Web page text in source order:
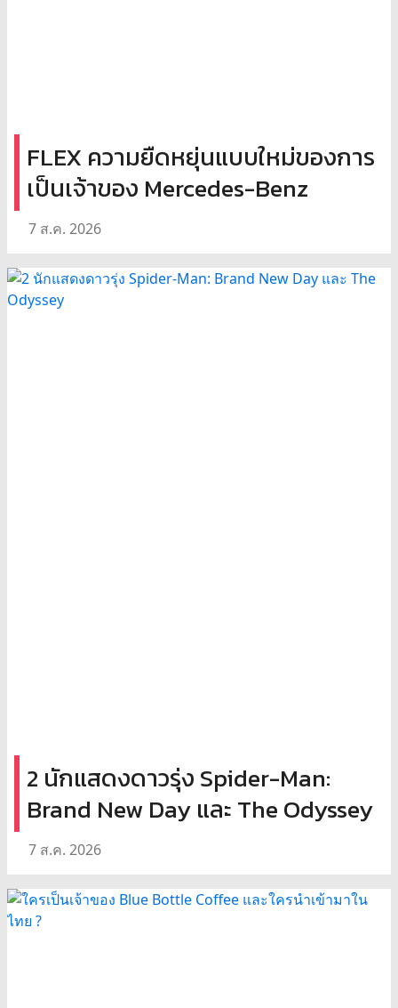
FLEX ความยืดหยุ่นแบบใหม่ของการ
เป็นเจ้าของ Mercedes-Benz
7 ส.ค. 2026
2 นักแสดงดาวรุ่ง Spider-Man:
Brand New Day และ The Odyssey
7 ส.ค. 2026